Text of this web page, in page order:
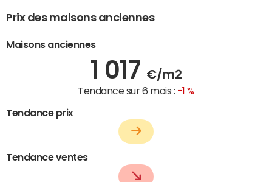
Prix des maisons anciennes
Maisons anciennes
1 017 €/m2
Tendance sur 6 mois : -1 %
Tendance prix
Tendance ventes